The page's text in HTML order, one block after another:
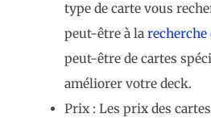
type de carte vous
peut-être à larecherche
peut-être de cartes
améliorer votre deck.
Prix : Les prix des